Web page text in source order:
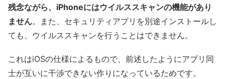
残念ながら、iPhoneにはウイルススキャンの機能があり
ません。また、セキュリティアプリを別途インストールし
ても、ウイルススキャンを行うことはできません。
これはiOSの仕様によるもので、前述したようにアプリ同
士が互いに干渉できない作りになっているためです。